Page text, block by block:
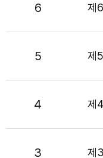
6 제
5 제
4 제
3 제